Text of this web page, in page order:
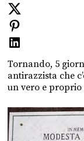
Tornando, 5
antirazzista che
un vero e